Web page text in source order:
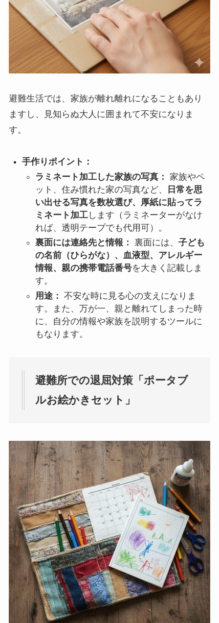
避難生活では、家族が離れ離れになることもあり
ますし、見知らぬ大人に囲まれて不安になりま
す。
手作りポイント：
ラミネート加工した家族の写真：
家族やペ
ット、住み慣れた家の写真など、
日常を思
い出せる写真を数枚選び、厚紙に貼ってラ
ミネート加工します（ラミネーターがなけ
れば、透明テープでも代用可）。
裏面には連絡先と情報：
裏面には、 子ども
の名前（ひらがな）、血液型、アレルギー
情報、親の携帯電話番号を大きく記載しま
す。
用途： 不安な時に見る心の支えになりま
す。また、万が一、親と離れてしまった時
に、自分の情報や家族を説明するツールに
もなります。
避難所での退屈対策「ポータブ
ルお絵かきセット」